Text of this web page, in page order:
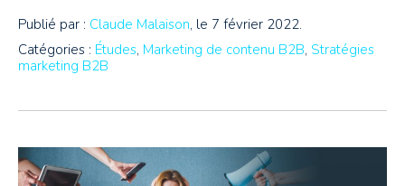
Publié par : Claude Malaison, le 7 février 2022.
Catégories : Études, Marketing de contenu B2B, Stratégies
marketing B2B